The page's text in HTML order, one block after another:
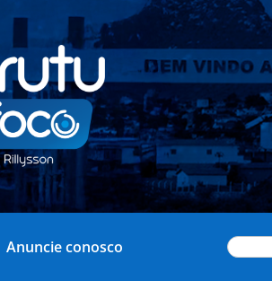
Anuncie conosco